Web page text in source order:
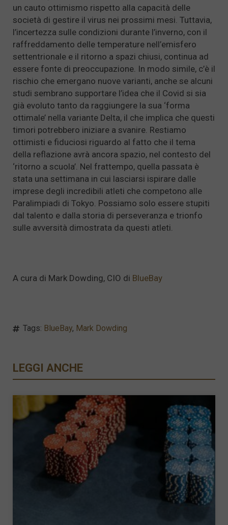
un cauto ottimismo rispetto alla capacità delle
società di gestire il virus nei prossimi mesi. Tuttavia,
l’incertezza sulle condizioni durante l’inverno, con il
raffreddamento delle temperature nell’emisfero
settentrionale e il ritorno a spazi chiusi, continua ad
essere fonte di preoccupazione. In modo simile, c’è il
rischio che emergano nuove varianti, anche se alcuni
studi sembrano supportare l’idea che il Covid si sia
già evoluto tanto da raggiungere la sua ‘forma
ottimale’ nella variante Delta, il che implica che questi
timori potrebbero iniziare a svanire. Restiamo
ottimisti e fiduciosi riguardo al fatto che il tema
della reflazione avrà ancora spazio, nel contesto del
‘ritorno a scuola’. Nel frattempo, quella passata è
stata una settimana in cui lasciarsi ispirare dalle
imprese degli incredibili atleti che competono alle
Paralimpiadi di Tokyo. Possiamo solo essere stupiti
dal talento e dalla storia di perseveranza e trionfo
sulle avversità dimostrata da questi atleti.
A cura di Mark Dowding, CIO di BlueBay
Tags: BlueBay, Mark Dowding
LEGGI ANCHE